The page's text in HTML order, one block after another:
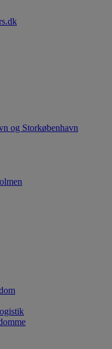
og Storkøbenhavn